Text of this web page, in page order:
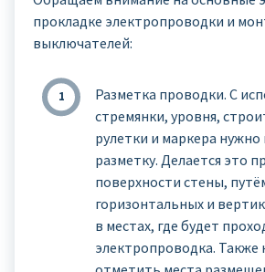
прокладке электропроводки и
выключателей:
Разметка проводки. С
стремянки, уровня,
рулетки и маркера нужно
разметку. Делается это
поверхности стены,
горизонтальных и
в местах, где будет
электропроводка. Также